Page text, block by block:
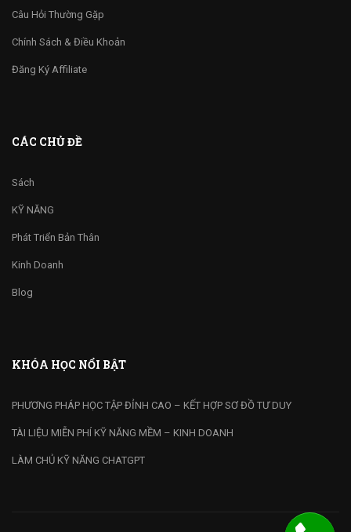
Câu Hỏi Thường Gặp
Chính Sách & Điều Khoản
Đăng Ký Affiliate
CÁC CHỦ ĐỀ
Sách
KỸ NĂNG
Phát Triển Bản Thân
Kinh Doanh
Blog
KHÓA HỌC NỔI BẬT
PHƯƠNG PHÁP HỌC TẬP ĐỈNH CAO – KẾT HỢP SƠ ĐỒ TƯ DUY
TÀI LIỆU MIỄN PHÍ KỸ NĂNG MỀM – KINH DOANH
LÀM CHỦ KỸ NĂNG CHATGPT